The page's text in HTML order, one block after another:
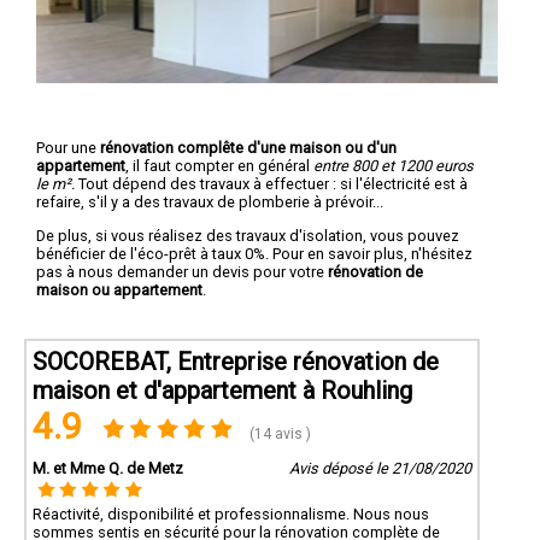
Pour une rénovation complête d'une maison ou d'un
appartement , il faut compter en général entre 800 et 1200 euros
le m². Tout dépend des travaux à effectuer : si l'électricité est à
refaire, s'il y a des travaux de plomberie à prévoir...
De plus, si vous réalisez des travaux d'isolation, vous pouvez
bénéficier de l'éco-prêt à taux 0%. Pour en savoir plus, n'hésitez
pas à nous demander un devis pour votre rénovation de
maison ou appartement
SOCOREBAT, Entreprise rénovation de
maison et d'appartement à Rouhling
4.9 (14 avis )
M. et Mme Q. de Metz Avis déposé le 21/08/2020
Réactivité, disponibilité et professionnalisme. Nous nous
sommes sentis en sécurité pour la rénovation complète de